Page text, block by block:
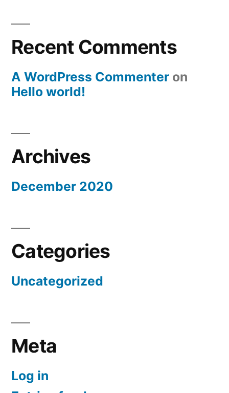
Recent Comments
A WordPress Commenter on
Hello world!
Archives
December 2020
Categories
Uncategorized
Meta
Log in